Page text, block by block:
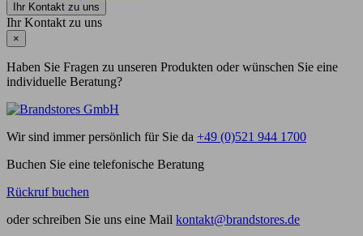
Ihr Kontakt zu uns
Ihr Kontakt zu uns
×
Haben Sie Fragen zu unseren Produkten oder wünschen Sie eine
individuelle Beratung?
Wir sind immer persönlich für Sie da +49 (0)521 944 1700
Buchen Sie eine telefonische Beratung
Rückruf buchen
oder schreiben Sie uns eine Mail kontakt@brandstores.de